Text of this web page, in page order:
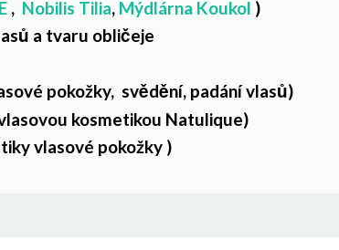
, Nobilis Tilia, Mýdlárna Koukol )
a tvaru obličeje
pokožky, svědění, padání vlasů)
kosmetikou Natulique)
vlasové pokožky )